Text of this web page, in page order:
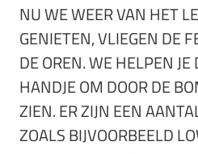
NU WE WEER VAN HET
GENIETEN, VLIEGEN DE
DE OREN. WE HELPEN JE
HANDJE OM DOOR DE
ZIEN. ER ZIJN EEN
ZOALS BIJVOORBEELD